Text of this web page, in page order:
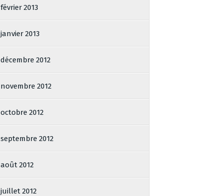
février 2013
janvier 2013
décembre 2012
novembre 2012
octobre 2012
septembre 2012
août 2012
juillet 2012